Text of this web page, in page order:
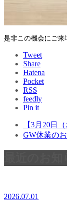
是非この機会にご来
Tweet
Share
Hatena
Pocket
RSS
feedly
Pin it
【3月20日
GW休業の
2026.07.01